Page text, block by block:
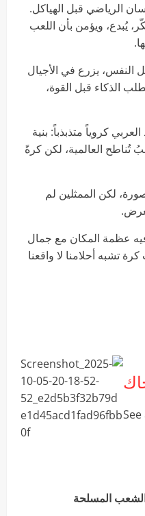
الرياضي قبل الهياكل.
يُبدع، ويؤمن بأن اللعب
النفس، يزرع في الأجيال
الذكاء قبل القوة،
كروياً متذبذباً: بنية
تُناطح العالمية، لكن كرةً
لكن الممثلين لم
فيه عظمة المكان مع جمال
تشبه أحلامنا لا واقعنا
المسلحة